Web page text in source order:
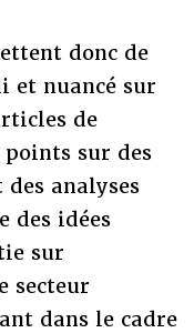
donc de
et nuancé sur
de
points sur des
analyses
des idées
sur
secteur
dans le cadre